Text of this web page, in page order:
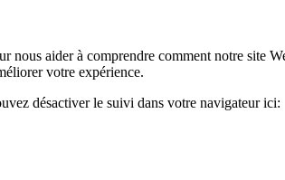
nous aider à comprendre comment notre site
votre expérience.
désactiver le suivi dans votre navigateur ici: